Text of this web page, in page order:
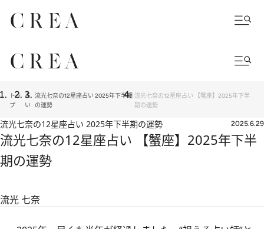
トッ
プ
占
い
流光七奈の12星座占い 2025年下半期
の運勢
流光七奈の12星座占い 【蟹座】2025年下半
期の運勢
流光七奈の12星座占い 2025年下半期の運勢 2025.6.29
流光七奈の12星座占い 【蟹座】2025年下半
期の運勢
流光 七奈